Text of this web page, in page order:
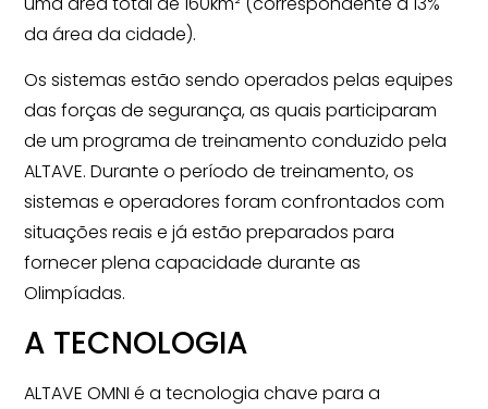
da área da cidade).
Os sistemas estão sendo operados pelas equipes
das forças de segurança, as quais participaram
de um programa de treinamento conduzido pela
ALTAVE. Durante o período de treinamento, os
sistemas e operadores foram confrontados com
situações reais e já estão preparados para
fornecer plena capacidade durante as
Olimpíadas.
A TECNOLOGIA
ALTAVE OMNI é a tecnologia chave para a